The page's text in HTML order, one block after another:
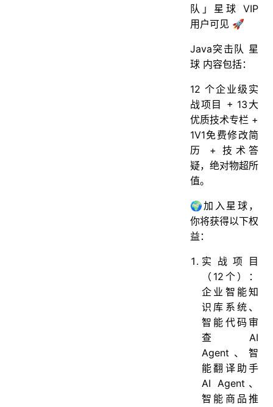
队」星球 VIP
用户可见 🚀
Java突击队 星
球 内容包括：
12 个企业级实
战项目 + 13大
优质技术专栏 +
1V1免费修改简
历 + 技术答
疑，绝对物超所
值。
🌍加入星球，
你将获得以下权
益：
实战项目
（12个）：
企业智能知
识库系统、
智能代码审
查AI
Agent、智
能翻译助手
AI Agent、
智能商品推